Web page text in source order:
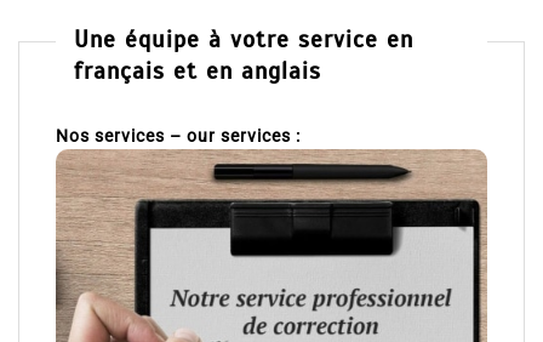
Une équipe à votre service en
français et en anglais
Nos services – our services :